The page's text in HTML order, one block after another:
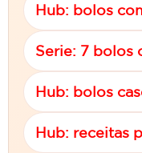
Hub: bolos
Serie: 7 bolos
Hub: bolos
Hub: receitas